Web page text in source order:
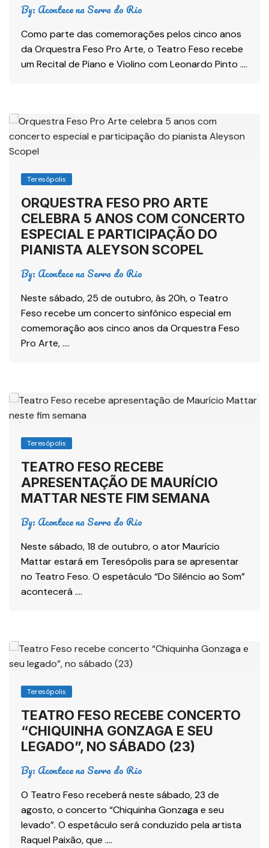
By: Acontece na Serra do Rio
Como parte das comemorações pelos cinco anos
da Orquestra Feso Pro Arte, o Teatro Feso recebe
um Recital de Piano e Violino com Leonardo Pinto ….
Teresópolis
ORQUESTRA FESO PRO ARTE
CELEBRA 5 ANOS COM CONCERTO
ESPECIAL E PARTICIPAÇÃO DO
PIANISTA ALEYSON SCOPEL
By: Acontece na Serra do Rio
Neste sábado, 25 de outubro, às 20h, o Teatro
Feso recebe um concerto sinfônico especial em
comemoração aos cinco anos da Orquestra Feso
Pro Arte, ….
Teresópolis
TEATRO FESO RECEBE
APRESENTAÇÃO DE MAURÍCIO
MATTAR NESTE FIM SEMANA
By: Acontece na Serra do Rio
Neste sábado, 18 de outubro, o ator Maurício
Mattar estará em Teresópolis para se apresentar
no Teatro Feso. O espetáculo “Do Silêncio ao Som”
acontecerá ….
Teresópolis
TEATRO FESO RECEBE CONCERTO
“CHIQUINHA GONZAGA E SEU
LEGADO”, NO SÁBADO (23)
By: Acontece na Serra do Rio
O Teatro Feso receberá neste sábado, 23 de
agosto, o concerto “Chiquinha Gonzaga e seu
levado”. O espetáculo será conduzido pela artista
Raquel Paixão, que ….